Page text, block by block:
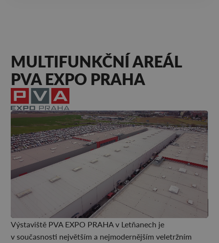
MULTIFUNKČNÍ AREÁL
PVA EXPO PRAHA
Výstaviště PVA EXPO PRAHA v Letňanech je
v současnosti největším a nejmodernějším veletržním